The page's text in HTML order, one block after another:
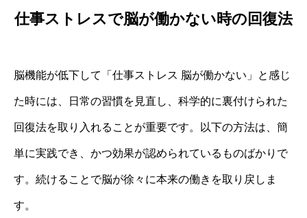
仕事ストレスで脳が働かない時の回復法
脳機能が低下して「仕事ストレス 脳が働かない」と感じ
た時には、日常の習慣を見直し、科学的に裏付けられた
回復法を取り入れることが重要です。以下の方法は、簡
単に実践でき、かつ効果が認められているものばかりで
す。続けることで脳が徐々に本来の働きを取り戻しま
す。